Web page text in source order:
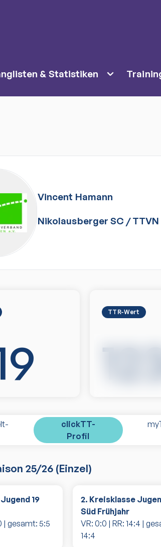
& Statistiken
Vincent Hamann
Nikolausberger SC /TTVN
TTR-Wert
clickTT-
Profil
25/26 (Einzel)
19
| gesamt: 5:5
2. Kreisklasse
Süd Frühjahr
VR:0:0 | RR: 14:4 |
14:4